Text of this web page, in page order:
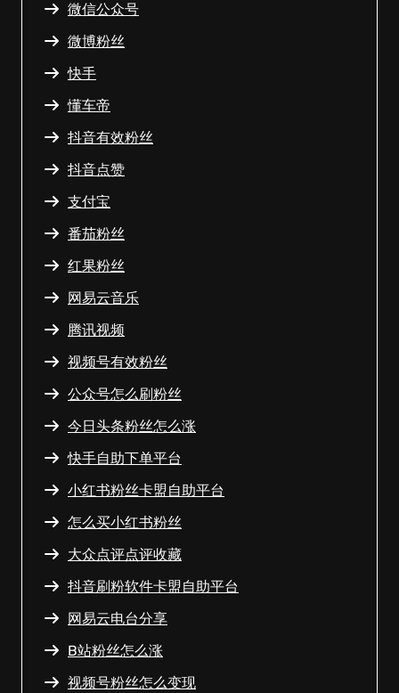
微信公众号
微博粉丝
快手
懂车帝
抖音有效粉丝
抖音点赞
支付宝
番茄粉丝
红果粉丝
网易云音乐
腾讯视频
视频号有效粉丝
公众号怎么刷粉丝
今日头条粉丝怎么涨
快手自助下单平台
小红书粉丝卡盟自助平台
怎么买小红书粉丝
大众点评点评收藏
抖音刷粉软件卡盟自助平台
网易云电台分享
B站粉丝怎么涨
视频号粉丝怎么变现